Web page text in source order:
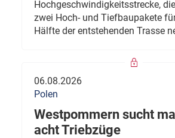
Hochgeschwindigkeitsstrecke,
zwei Hoch- und Tiefbaupakete
Hälfte der entstehenden Trasse
06.08.2026
Polen
Westpommern sucht
acht Triebzüge